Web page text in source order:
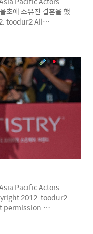
초에 소유진 결혼을 했
toodur2 All
Copyright
without
Pacific Actors
2012. toodur2
permission.
be copied